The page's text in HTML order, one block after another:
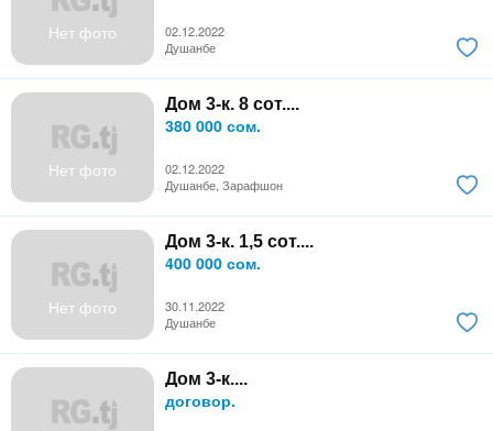
Нет фото
02.12.2022
Душанбе
Нет фото
Дом 3-к. 8 сот....
380 000 сом.
02.12.2022
Душанбе, Зарафшон
Нет фото
Дом 3-к. 1,5 сот....
400 000 сом.
30.11.2022
Душанбе
Дом 3-к....
договор.